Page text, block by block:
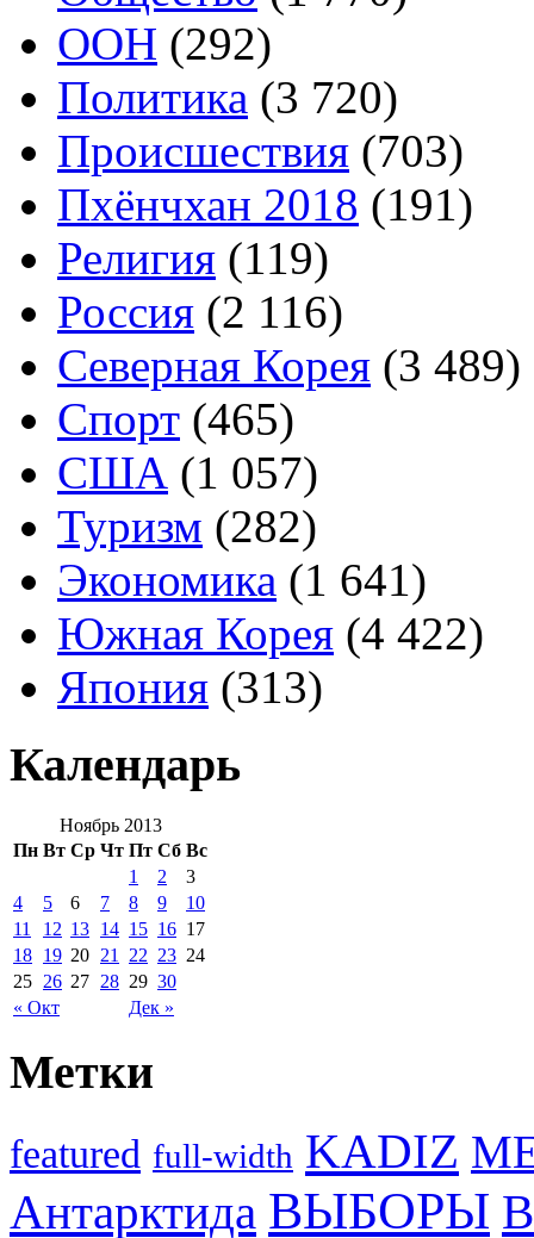
ООН (292)
Политика (3 720)
Происшествия (703)
Пхёнчхан 2018 (191)
Религия (119)
Россия (2 116)
Северная Корея (3 489)
Спорт (465)
США (1 057)
Туризм (282)
Экономика (1 641)
Южная Корея (4 422)
Япония (313)
Календарь
Ноябрь 2013
Пн Вт Ср Чт Пт Сб Вс
« Окт Дек »
1 2
3
4
5 6 7 8 9
10
11
12 13 14 15 16 17
18 19 20 21 22 23 24
25 26 27 28 29 30
Метки
featured full-width KADIZ
Антарктида ВЫБОРЫ